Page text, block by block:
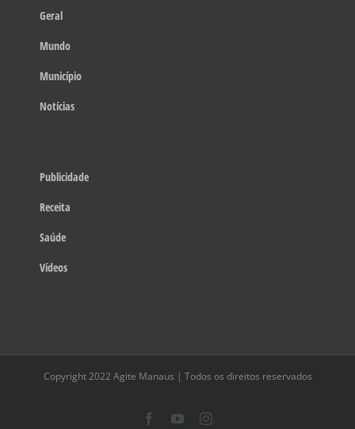
Geral
Mundo
Município
Notícias
Publicidade
Receita
Saúde
Vídeos
Copyright 2022 Agite Manaus | Todos os direitos reservados
FacebookYouTubeInstagram